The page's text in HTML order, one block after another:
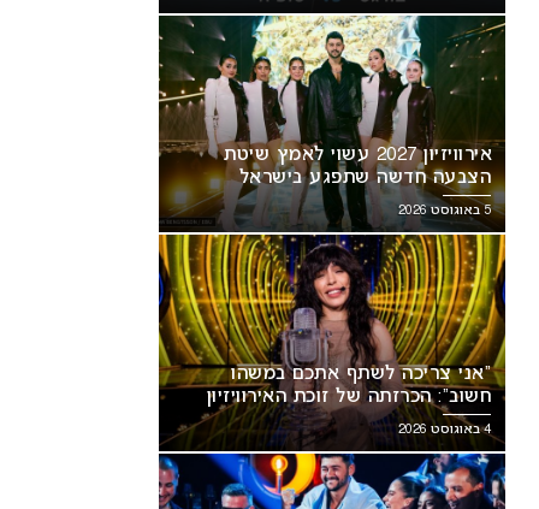
אירוויזיון 2027 עשוי לאמץ שיטת
הצבעה חדשה שתפגע בישראל
5 באוגוסט 2026
“אני צריכה לשתף אתכם במשהו
חשוב”: הכרזתה של זוכת האירוויזיון
מסעירה את הרשת
4 באוגוסט 2026